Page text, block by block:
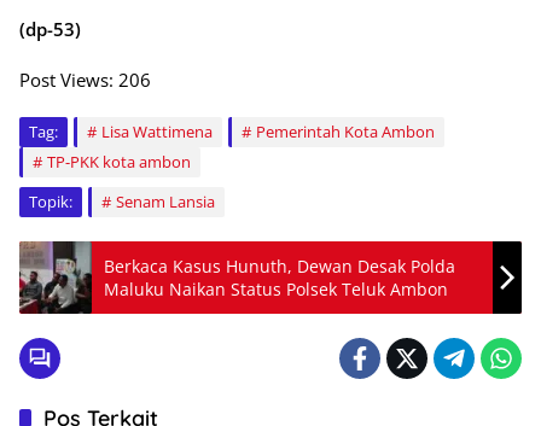
(dp-53)
Post Views: 206
Tag: Lisa Wattimena
Pemerintah Kota Ambon
TP-PKK kota ambon
Topik:
Senam Lansia
Berkaca Kasus Hunuth, Dewan Desak Polda
Maluku Naikan Status Polsek Teluk Ambon
Pos Terkait